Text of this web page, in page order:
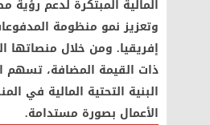
وتعزيز نمو منظومة
إفريقيا. ومن خلال منصاتها
ذات القيمة المضافة،
البنية التحتية المالية في
الأعمال بصورة مستدامة.